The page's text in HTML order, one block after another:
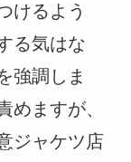
けるよう
る気はな
強調しま
めますが、
ジャケツ店